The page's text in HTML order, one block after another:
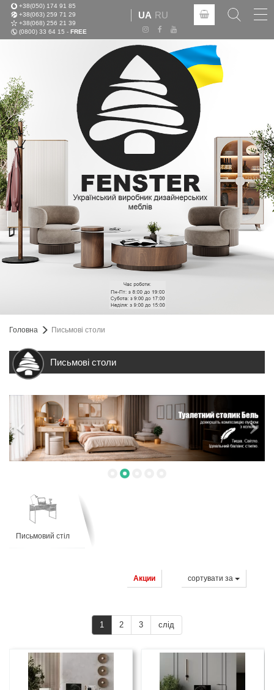
+38(050) 174 91 85
+38(063) 259 71 29
+38(068) 256 21 39
(0800) 33 64 15 - FREE
UA RU
Головна Письмові столи
Письмові столи
Письмовий стіл
сортувати за
Акции
1 2 3 слід